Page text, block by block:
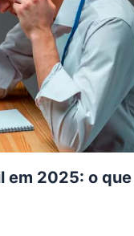
em 2025: o